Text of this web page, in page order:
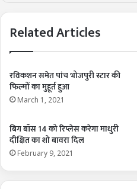
Related Articles
रविकशन समेत पांच भोजपुरी स्टार की
फिल्मों का मुहूर्त हुआ
March 1, 2021
बिग बॉस 14 को रिप्लेस करेगा माधुरी
दीक्षित का शो बावरा दिल
February 9, 2021